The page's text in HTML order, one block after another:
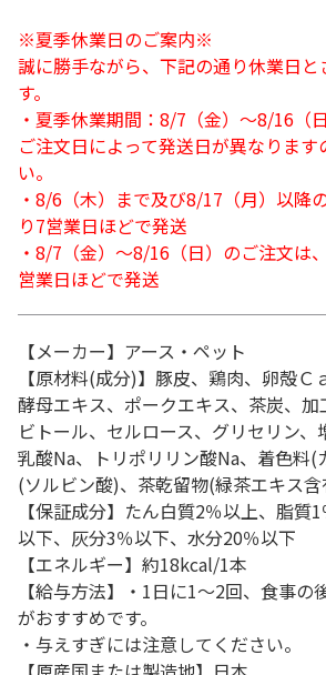
※夏季休業日のご案内※
誠に勝手ながら、下記の通り休業日と
す。
・夏季休業期間：8/7（金）～8/16（日
ご注文日によって発送日が異なります
い。
・8/6（木）まで及び8/17（月）以降
り7営業日ほどで発送
・8/7（金）～8/16（日）のご注文は
営業日ほどで発送
【メーカー】アース・ペット
【原材料(成分)】豚皮、鶏肉、卵殻Ｃ
酵母エキス、ポークエキス、茶炭、
ビトール、セルロース、グリセリン、
乳酸Na、トリポリリン酸Na、着色料(
(ソルビン酸)、茶乾留物(緑茶エキス
【保証成分】たん白質2％以上、脂質
以下、灰分3％以下、水分20％以下
【エネルギー】約18kcal/1本
【給与方法】・1日に1～2回、食事
がおすすめです。
・与えすぎには注意してください。